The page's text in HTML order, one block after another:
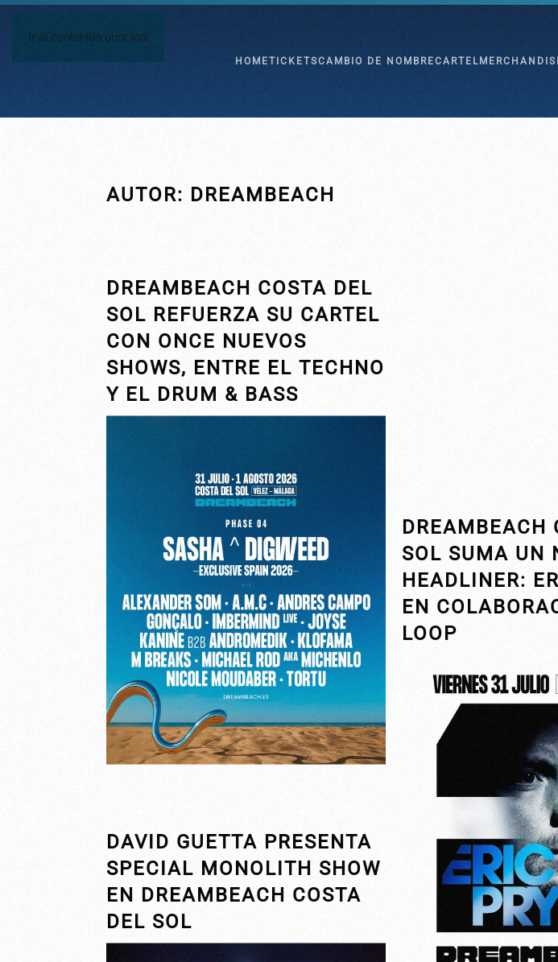
Ir al contenido principal
HOMETICKETSCAMBIO DE NOMBRECARTEL
AUTOR: DREAMBEACH
DREAMBEACH COSTA DEL
SOL REFUERZA SU CARTEL
CON ONCE NUEVOS
SHOWS, ENTRE EL TECHNO
Y EL DRUM & BASS
DREAMBEACH
SOL SUMA UN
HEADLINER:
EN
LOOP
DAVID GUETTA PRESENTA
SPECIAL MONOLITH SHOW
EN DREAMBEACH COSTA
DEL SOL